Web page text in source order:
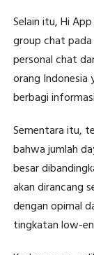
Selain itu, Hi
group chat
personal chat
orang Indonesia
berbagi
Sementara itu, t
bahwajumlah
besar
akan dirancang
dengan opimal
tingkatan low-